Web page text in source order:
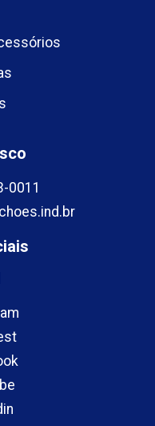
0011